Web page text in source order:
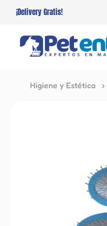
¡Delivery Gratis!
Higiene y Estética